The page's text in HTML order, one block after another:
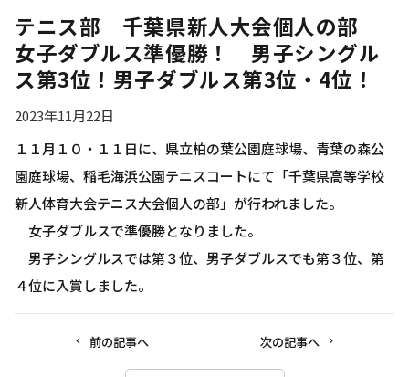
テニス部 千葉県新人大会個人の部
女子ダブルス準優勝！ 男子シングル
ス第3位！男子ダブルス第3位・4位！
2023年11月22日
１１月１０・１１日に、県立柏の葉公園庭球場、青葉の森公
園庭球場、稲毛海浜公園テニスコートにて「千葉県高等学校
新人体育大会テニス大会個人の部」が行われました。
女子ダブルスで準優勝となりました。
男子シングルスでは第３位、男子ダブルスでも第３位、第
４位に入賞しました。
前の記事へ 次の記事へ